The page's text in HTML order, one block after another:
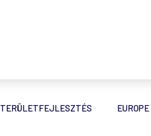
TERÜLETFEJLESZTÉS